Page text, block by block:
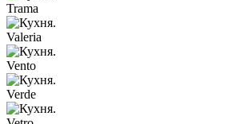
Trama
Valeria
Vento
Verde